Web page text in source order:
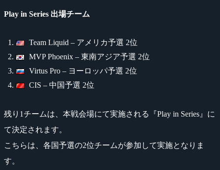
Play in Series 出場チーム
Team Liquid – アメリカ予選 2位
MVP Phoenix – 東南アジア予選 2位
Virtus Pro – ヨーロッパ予選 2位
CIS – 中国予選 2位
残り1チームは、本戦会場にて実施される『Play in Series』に
て決定されます。
こちらは、各国予選の2位チームが参加して実施となりま
す。